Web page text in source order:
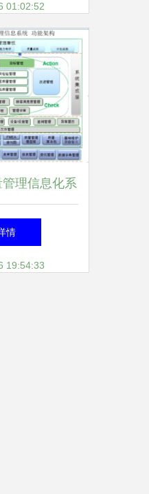
01:02:52
理信息化系
的智慧引擎
情
19:54:33